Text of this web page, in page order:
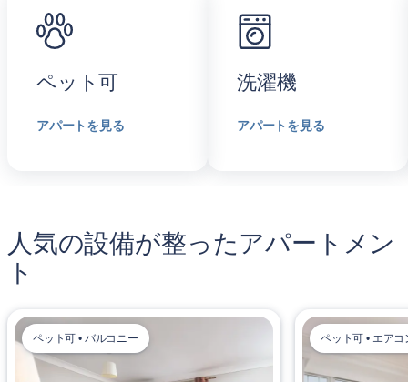
ペット可
アパートを見る
洗濯機
アパートを見る
人気の設備が整ったアパートメン
ト
ペット可 • バルコニー ペット可 • エアコ